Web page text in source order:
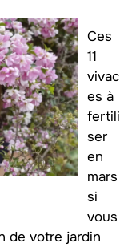
Ces
11
vivac
es à
fertili
ser
en
mars
si
vous
de votre jardin